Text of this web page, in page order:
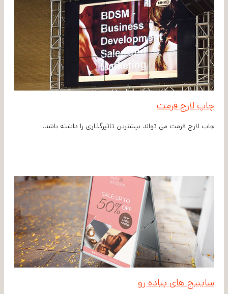
چاپ لارج فرمت
چاپ لارج فرمت می تواند بیشترین تاثیرگذاری را داشته باشد.
ساینیج های پیاده رو